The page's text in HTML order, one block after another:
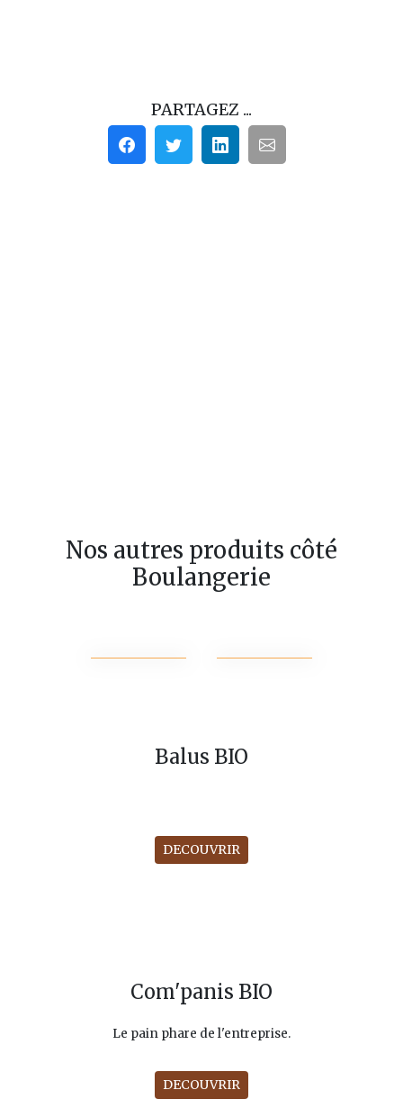
PARTAGEZ ...
Nos autres produits côté
Boulangerie
Balus BIO
DECOUVRIR
Com'panis BIO
Le pain phare de l'entreprise.
DECOUVRIR